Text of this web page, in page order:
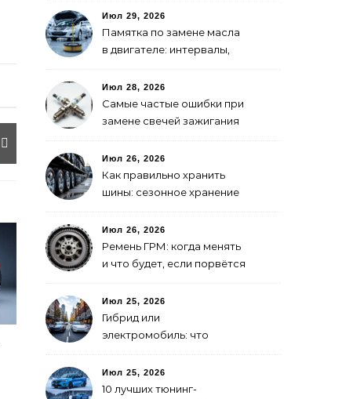
мойки авто
Июл 29, 2026
Памятка по замене масла
в двигателе: интервалы,
Июл 28, 2026
Самые частые ошибки при
замене свечей зажигания
Июл 26, 2026
Как правильно хранить
шины: сезонное хранение
Июл 26, 2026
Ремень ГРМ: когда менять
и что будет, если порвётся
Июл 25, 2026
Гибрид или
электромобиль: что
Июл 25, 2026
10 лучших тюнинг-